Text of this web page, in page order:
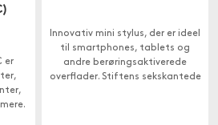
er
Innovativ mini stylus, der er ideel
til smartphones, tablets og
andre berøringsaktiverede
overflader. Stiftens sekskantede